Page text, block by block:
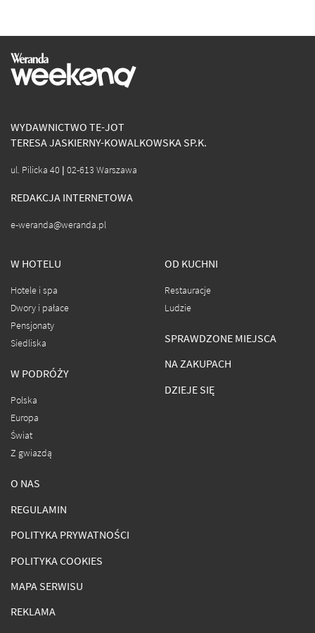
WYDAWNICTWO TE-JOT
TERESA JASKIERNY-KOWALKOWSKA SP.K.
ul. Pilicka 40 | 02-613 Warszawa
REDAKCJA INTERNETOWA
e-weranda@weranda.pl
W HOTELU
Hotele i spa
Dwory i pałace
Pensjonaty
Siedliska
W PODRÓŻY
Polska
Europa
Świat
Z gwiazdą
OD KUCHNI
Restauracje
Ludzie
SPRAWDZONE MIEJSCA
NA ZAKUPACH
DZIEJE SIĘ
O NAS
REGULAMIN
POLITYKA PRYWATNOŚCI
POLITYKA COOKIES
MAPA SERWISU
REKLAMA